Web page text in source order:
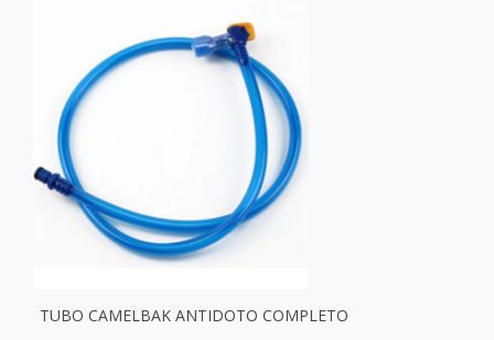
TUBO CAMELBAK ANTIDOTO COMPLETO